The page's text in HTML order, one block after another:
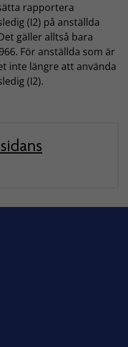
rapportera
(I2) på anställda
gäller alltså bara
För anställda som är
inte längre att använda
(I2).